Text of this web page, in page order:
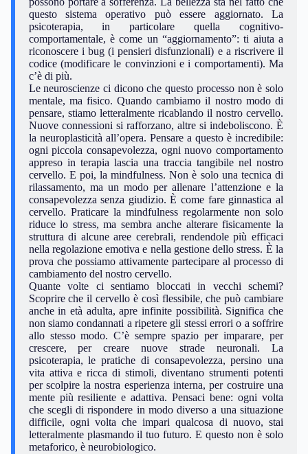
questo sistema operativo può essere aggiornato. La
psicoterapia, in particolare quella cognitivo-
comportamentale, è come un “aggiornamento”: ti aiuta a
riconoscere i bug (i pensieri disfunzionali) e a riscrivere il
codice (modificare le convinzioni e i comportamenti). Ma
c’è di più.
Le neuroscienze ci dicono che questo processo non è solo
mentale, ma fisico. Quando cambiamo il nostro modo di
pensare, stiamo letteralmente ricablando il nostro cervello.
Nuove connessioni si rafforzano, altre si indeboliscono. È
la neuroplasticità all’opera. Pensare a questo è incredibile:
ogni piccola consapevolezza, ogni nuovo comportamento
appreso in terapia lascia una traccia tangibile nel nostro
cervello. E poi, la mindfulness. Non è solo una tecnica di
rilassamento, ma un modo per allenare l’attenzione e la
consapevolezza senza giudizio. È come fare ginnastica al
cervello. Praticare la mindfulness regolarmente non solo
riduce lo stress, ma sembra anche alterare fisicamente la
struttura di alcune aree cerebrali, rendendole più efficaci
nella regolazione emotiva e nella gestione dello stress. È la
prova che possiamo attivamente partecipare al processo di
cambiamento del nostro cervello.
Quante volte ci sentiamo bloccati in vecchi schemi?
Scoprire che il cervello è così flessibile, che può cambiare
anche in età adulta, apre infinite possibilità. Significa che
non siamo condannati a ripetere gli stessi errori o a soffrire
allo stesso modo. C’è sempre spazio per imparare, per
crescere, per creare nuove strade neuronali. La
psicoterapia, le pratiche di consapevolezza, persino una
vita attiva e ricca di stimoli, diventano strumenti potenti
per scolpire la nostra esperienza interna, per costruire una
mente più resiliente e adattiva. Pensaci bene: ogni volta
che scegli di rispondere in modo diverso a una situazione
difficile, ogni volta che impari qualcosa di nuovo, stai
letteralmente plasmando il tuo futuro. E questo non è solo
metaforico, è neurobiologico.